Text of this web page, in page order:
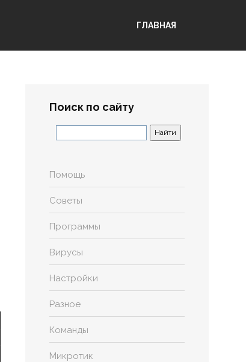
ГЛАВНАЯ
Поиск по сайту
Помощь
Советы
Программы
Вирусы
Настройки
Разное
Команды
Микротик